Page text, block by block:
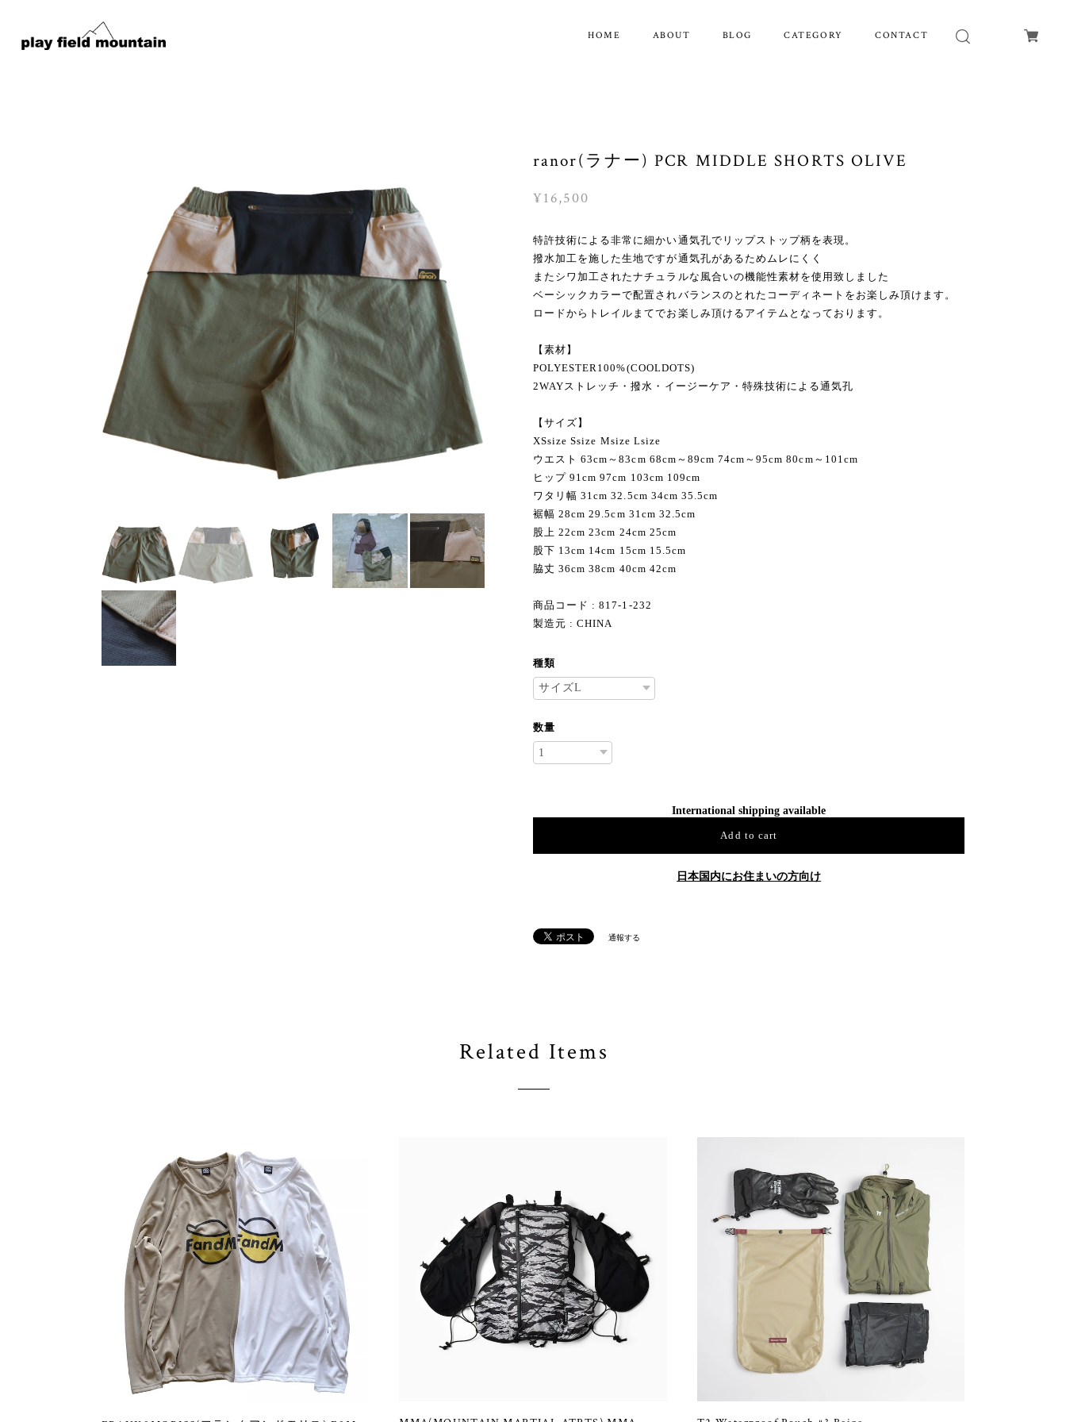
HOME ABOUT BLOG CATEGORY CONTACT
ranor(ラナー) PCR MIDDLE SHORTS OLIVE
¥16,500
特許技術による非常に細かい通気孔でリップストップ柄を表現。
撥水加工を施した生地ですが通気孔があるためムレにくく
またシワ加工されたナチュラルな風合いの機能性素材を使用致しました
ベーシックカラーで配置されバランスのとれたコーディネートをお楽しみ頂けます。
ロードからトレイルまてでお楽しみ頂けるアイテムとなっております。
【素材】
POLYESTER100%(COOLDOTS)
2WAYストレッチ・撥水・イージーケア・特殊技術による通気孔
【サイズ】
XSsize Ssize Msize Lsize
ウエスト 63cm～83cm 68cm～89cm 74cm～95cm 80cm～101cm
ヒップ 91cm 97cm 103cm 109cm
ワタリ幅 31cm 32.5cm 34cm 35.5cm
裾幅 28cm 29.5cm 31cm 32.5cm
股上 22cm 23cm 24cm 25cm
股下 13cm 14cm 15cm 15.5cm
脇丈 36cm 38cm 40cm 42cm
商品コード : 817-1-232
製造元 : CHINA
種類
数量
International shipping available
Add to cart
日本国内にお住まいの方向け
通報する
Related Items